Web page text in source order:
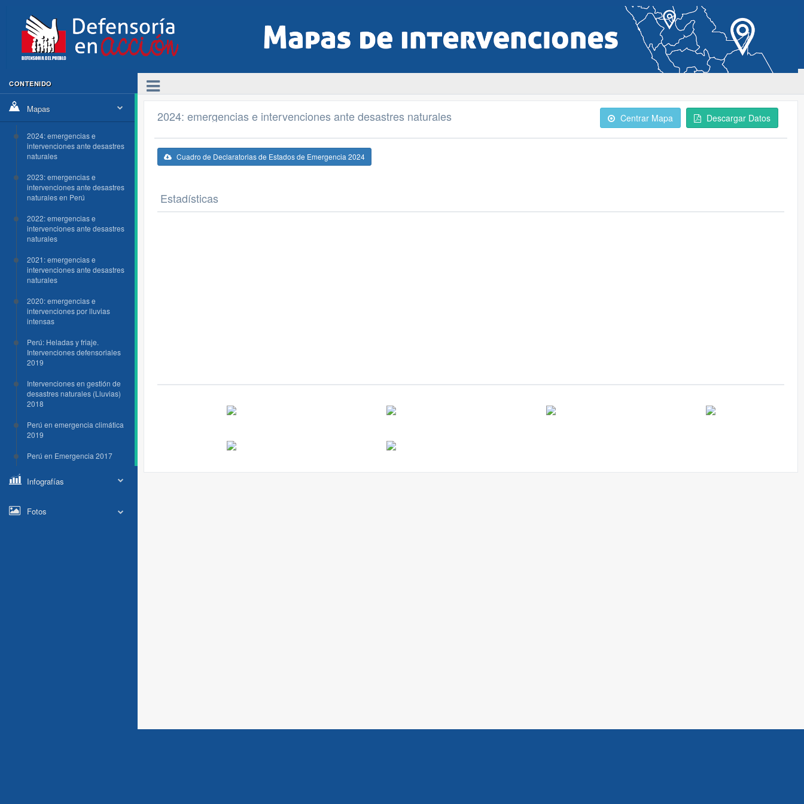
CONTENIDO
Mapas
2024: emergencias e
intervenciones ante desastres
naturales
2023: emergencias e
intervenciones ante desastres
naturales en Perú
2022: emergencias e
intervenciones ante desastres
naturales
2021: emergencias e
intervenciones ante desastres
naturales
2020: emergencias e
intervenciones por lluvias
intensas
Perú: Heladas y friaje.
Intervenciones defensoriales
2019
Intervenciones en gestión de
desastres naturales (Lluvias)
2018
Perú en emergencia climática
2019
Perú en Emergencia 2017
Infografías
Fotos
2024: emergencias e intervenciones ante desastres naturales Centrar Mapa Descargar Datos
Cuadro de Declaratorias de Estados de Emergencia 2024
Estadísticas